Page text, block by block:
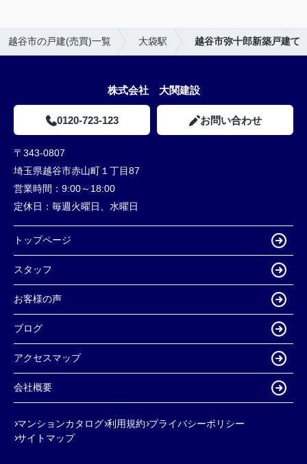
越谷市の戸建(売買)一覧 大袋駅 越谷市弥十郎新築戸建て
株式会社 大関建設
0120-723-123 お問い合わせ
〒343-0807
埼玉県越谷市赤山町１丁目87
営業時間： 9:00～18:00
定休日： 毎週火曜日、水曜日
トップページ
スタッフ
お客様の声
ブログ
アクセスマップ
会社概要
マンションカタログ 利用規約 プライバシーポリシー
サイトマップ